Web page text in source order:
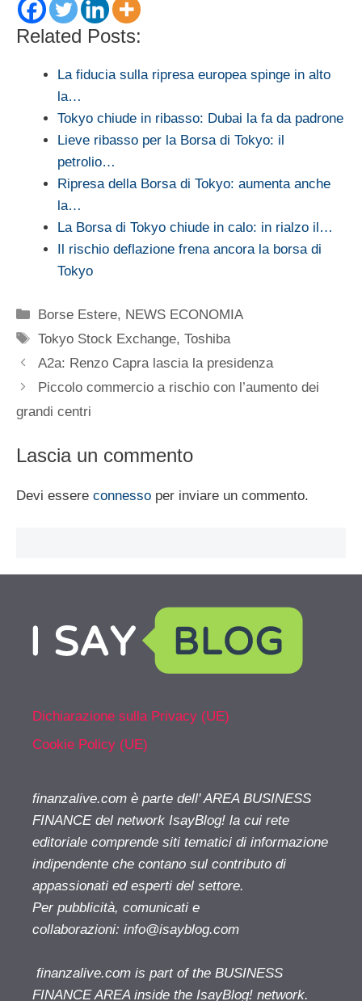
Related Posts:
La fiducia sulla ripresa europea spinge in alto
la…
Tokyo chiude in ribasso: Dubai la fa da padrone
Lieve ribasso per la Borsa di Tokyo: il
petrolio…
Ripresa della Borsa di Tokyo: aumenta anche
la…
La Borsa di Tokyo chiude in calo: in rialzo il…
Il rischio deflazione frena ancora la borsa di
Tokyo
Categorie
Borse Estere, NEWS ECONOMIA
Tag
Tokyo Stock Exchange,Toshiba
A2a: Renzo Capra lascia la presidenza
Piccolo commercio a rischio con l’aumento dei
grandi centri
Lascia un commento
Devi essere connesso per inviare un commento.
Dichiarazione sulla Privacy (UE)
Cookie Policy (UE)
finanzalive.com è parte dell' AREA BUSINESS
FINANCE del network IsayBlog! la cui rete
editoriale comprende siti tematici di informazione
indipendente che contano sul contributo di
appassionati ed esperti del settore.
Per pubblicità, comunicati e
collaborazioni: info@isayblog.com
finanzalive.com is part of the BUSINESS
FINANCE AREA inside the IsayBlog! network.